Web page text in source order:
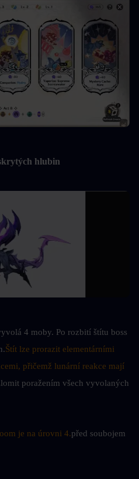
hlubin
4 moby. Po rozbití štítu boss
Štít lze prorazit elementárními
přičemž lunární reakce mají
poražením všech vyvolaných
je na úrovni 4.před soubojem